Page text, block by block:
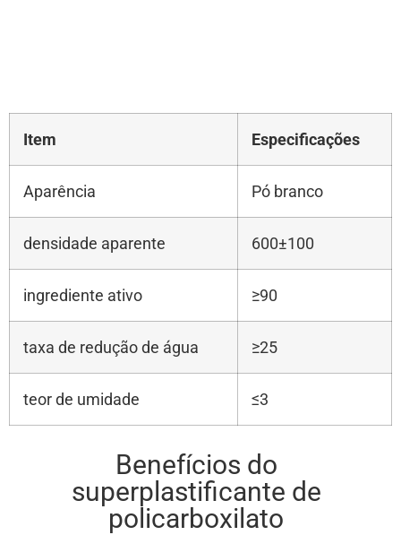
Item Especificações
Aparência Pó branco
densidade aparente 600±100
ingrediente ativo ≥90
taxa de redução de água ≥25
teor de umidade ≤3
Benefícios do
superplastificante de
policarboxilato